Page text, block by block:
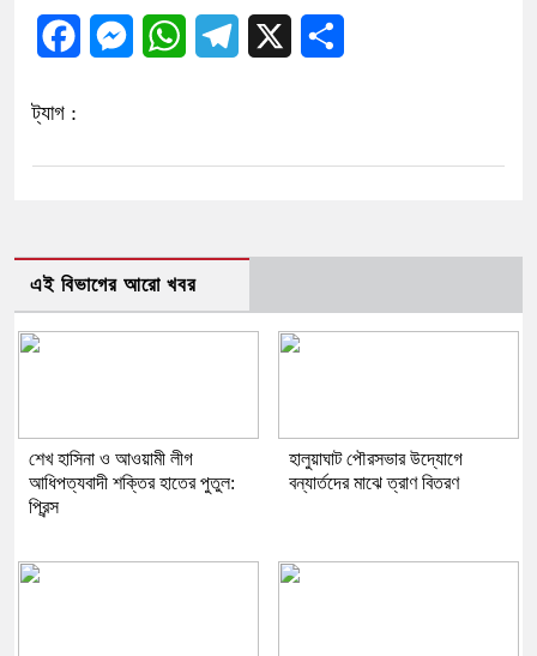
FacebookMessengerWhatsAppTelegram
ট্যাগ :
এই বিভাগের আরো খবর
শেখ হাসিনা ও আওয়ামী লীগ
আধিপত্যবাদী শক্তির হাতের পুতুল:
প্রিন্স
হালুয়াঘাট পৌরসভার উদ্যোগে
বন্যার্তদের মাঝে ত্রাণ বিতরণ